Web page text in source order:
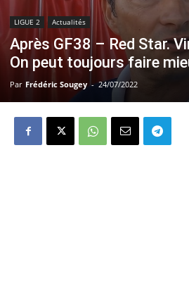
LIGUE 2 Actualités
Après GF38 – Red Star.
On peut toujours faire
Par Frédéric Sougey - 24/07/2022